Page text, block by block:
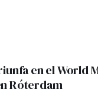
en el World
Róterdam